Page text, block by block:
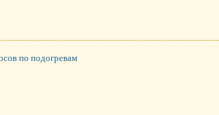
по подогревам